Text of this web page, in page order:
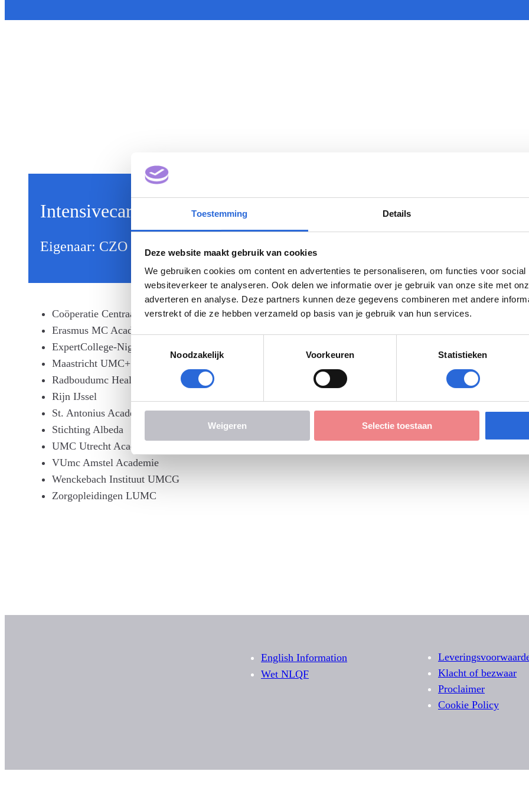
Toestemming Details
Deze website maakt gebruik van cookies
We gebruiken cookies om content en advertenties te personaliseren, om functies voor
websiteverkeer te analyseren. Ook delen we informatie over je gebruik van onze site met
adverteren en analyse. Deze partners kunnen deze gegevens combineren met andere
verstrekt of die ze hebben verzameld op basis van je gebruik van hun services.
Noodzakelijk
Voorkeuren Statistieken
Weigeren Selectie toestaan
Intensivecareverpleegkundige (NLQF 6)
Eigenaar: CZO
Coöperatie Centraal Instituut voor Verpleegkundige Vervolgopleidingen U.A. (Civo Zorgopleiders)
Erasmus MC Academie
ExpertCollege-Nightingale Instituut B.V.
Maastricht UMC+ Academie Zorgopleidingen
Radboudumc Health Academy
Rijn IJssel
St. Antonius Academie
Stichting Albeda
UMC Utrecht Academie
VUmc Amstel Academie
Wenckebach Instituut UMCG
Zorgopleidingen LUMC
English Information
Wet NLQF
Klacht of bezwaar
Proclaimer
Cookie Policy